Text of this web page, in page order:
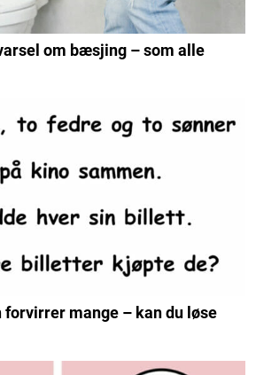
om bæsjing – som alle
mange – kan du løse